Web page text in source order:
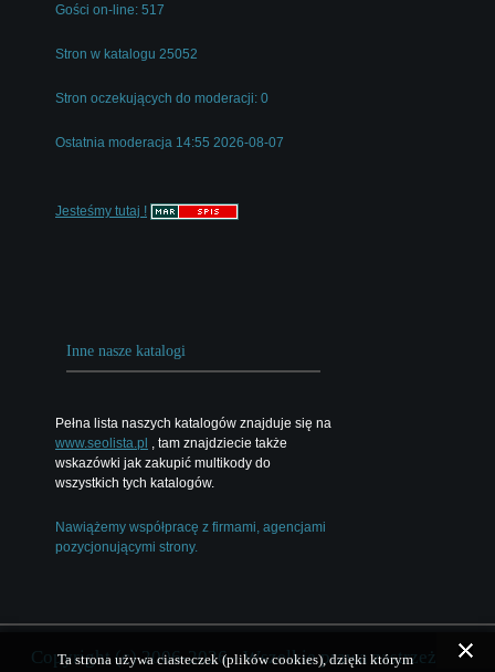
Gości on-line: 517
Stron w katalogu 25052
Stron oczekujących do moderacji: 0
Ostatnia moderacja 14:55 2026-08-07
Jesteśmy tutaj !
Inne nasze katalogi
Pełna lista naszych katalogów znajduje się na
www.seolista.pl , tam znajdziecie także
wskazówki jak zakupić multikody do
wszystkich tych katalogów.
Nawiążemy współpracę z firmami, agencjami
pozycjonującymi strony.
Copyright (c) 2006-2026 - Wszelkie prawa zastrzeżone
Ta strona używa ciasteczek (plików cookies), dzięki którym